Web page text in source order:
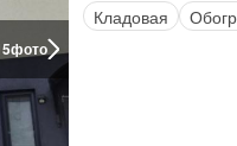
фото
Кладовая